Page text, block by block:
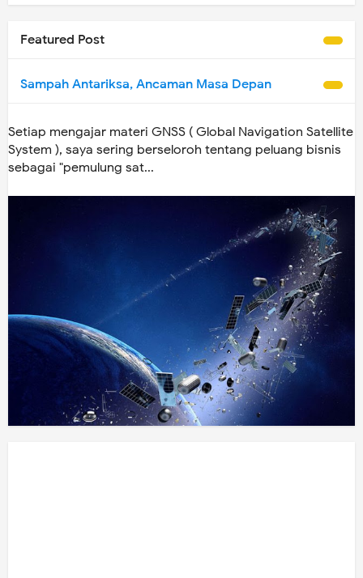
Featured Post
Sampah Antariksa, Ancaman Masa Depan
Setiap mengajar materi GNSS ( Global Navigation Satellite
System ), saya sering berseloroh tentang peluang bisnis
sebagai "pemulung sat...